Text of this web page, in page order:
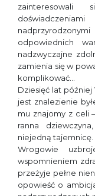
zainteresowali
odpowiednich
nadzwyczajne
zamienia się w
komplikować…
Dziesięć lat
jest znalezienie
mu znajomy z celi
ranna
niejedną tajemnicę.
Wrogowie
wspomnieniem
przeżyje pełne
opowieść o